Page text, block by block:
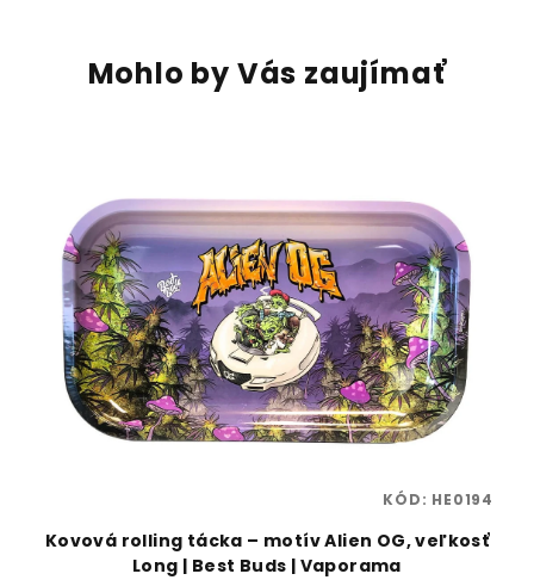
Mohlo by Vás zaujímať
Kovová rolling tácka – motív Alien OG, veľkosť
Long | Best Buds | Vaporama
KÓD: HE0194